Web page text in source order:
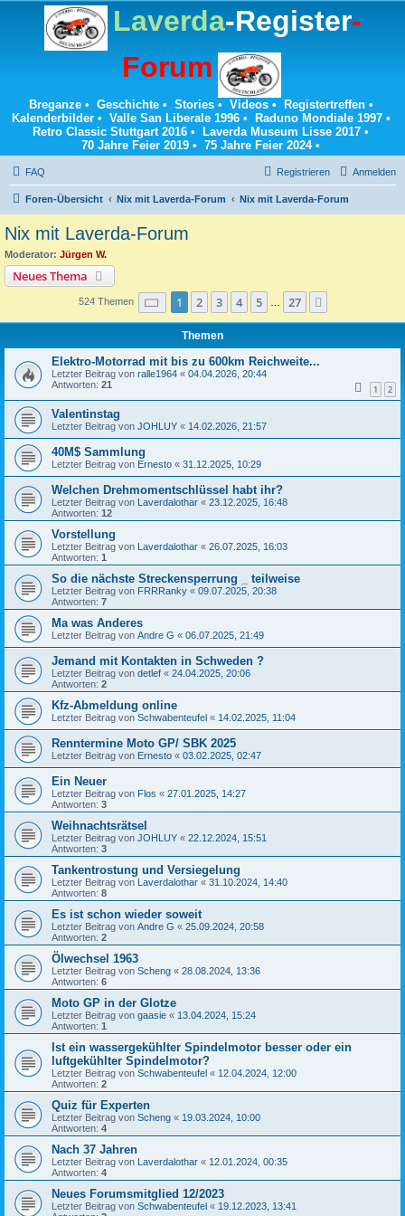
Laverda-Register-
Forum
Breganze• Geschichte• Stories• Videos• Registertreffen•
Kalenderbilder• Valle San Liberale 1996• Raduno Mondiale 1997•
Retro Classic Stuttgart 2016 • Laverda Museum Lisse 2017 •
70 Jahre Feier 2019 • 75 Jahre Feier 2024•
FAQ Anmelden
Registrieren
Foren-Übersicht Nix mit Laverda-Forum Nix mit Laverda-Forum
Nix mit Laverda-Forum
Moderator: Jürgen W.
Neues Thema
524 Themen Seite 1von 27
1 2 3 4 5 27
Themen
Elektro-Motorrad mit bis zu 600km Reichweite...
Letzter Beitrag von ralle1964 « 04.04.2026, 20:44
Antworten: 21 1 2
Valentinstag
Letzter Beitrag von JOHLUY « 14.02.2026, 21:57
40M$ Sammlung
Letzter Beitrag von Ernesto « 31.12.2025, 10:29
Welchen Drehmomentschlüssel habt ihr?
Letzter Beitrag von Laverdalothar « 23.12.2025, 16:48
Antworten: 12
Vorstellung
Letzter Beitrag von Laverdalothar « 26.07.2025, 16:03
Antworten: 1
So die nächste Streckensperrung _ teilweise
Letzter Beitrag von FRRRanky « 09.07.2025, 20:38
Antworten: 7
Ma was Anderes
Letzter Beitrag von Andre G « 06.07.2025, 21:49
Jemand mit Kontakten in Schweden ?
Letzter Beitrag von detlef « 24.04.2025, 20:06
Antworten: 2
Kfz-Abmeldung online
Letzter Beitrag von Schwabenteufel « 14.02.2025, 11:04
Renntermine Moto GP/ SBK 2025
Letzter Beitrag von Ernesto « 03.02.2025, 02:47
Ein Neuer
Letzter Beitrag von Flos « 27.01.2025, 14:27
Antworten: 3
Weihnachtsrätsel
Letzter Beitrag von JOHLUY « 22.12.2024, 15:51
Antworten: 3
Tankentrostung und Versiegelung
Letzter Beitrag von Laverdalothar « 31.10.2024, 14:40
Antworten: 8
Es ist schon wieder soweit
Letzter Beitrag von Andre G « 25.09.2024, 20:58
Antworten: 2
Ölwechsel 1963
Letzter Beitrag von Scheng « 28.08.2024, 13:36
Antworten: 6
Moto GP in der Glotze
Letzter Beitrag von gaasie « 13.04.2024, 15:24
Antworten: 1
Ist ein wassergekühlter Spindelmotor besser oder ein
luftgekühlter Spindelmotor?
Letzter Beitrag von Schwabenteufel « 12.04.2024, 12:00
Antworten: 2
Quiz für Experten
Letzter Beitrag von Scheng « 19.03.2024, 10:00
Antworten: 4
Nach 37 Jahren
Letzter Beitrag von Laverdalothar « 12.01.2024, 00:35
Antworten: 4
Neues Forumsmitglied 12/2023
Letzter Beitrag von Schwabenteufel « 19.12.2023, 13:41